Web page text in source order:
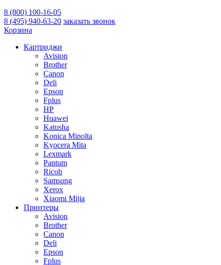
8 (800) 100-16-05
8 (495) 940-63-20 заказать звонок
Корзина
Картриджи
Avision
Brother
Canon
Deli
Epson
Fplus
HP
Huawei
Katusha
Konica Minolta
Kyocera Mita
Lexmark
Pantum
Ricoh
Samsung
Xerox
Xiaomi Mijia
Принтеры
Avision
Brother
Canon
Deli
Epson
Fplus